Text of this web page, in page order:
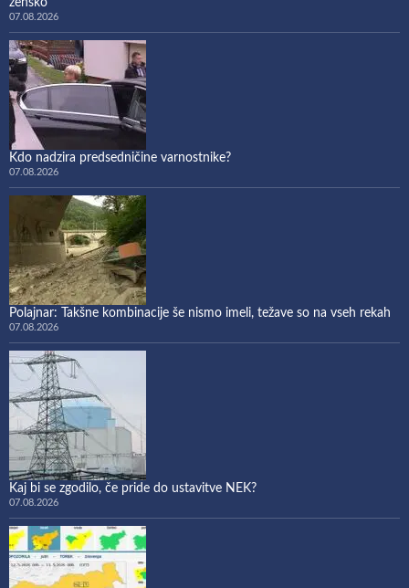
žensko
07.08.2026
Kdo nadzira predsedničine varnostnike?
07.08.2026
Polajnar: Takšne kombinacije še nismo imeli, težave so na vseh rekah
07.08.2026
Kaj bi se zgodilo, če pride do ustavitve NEK?
07.08.2026